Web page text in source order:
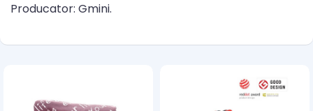
Producator: Gmini.